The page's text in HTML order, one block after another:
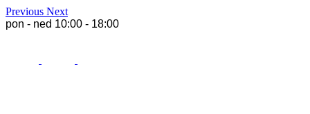
Previous Next
pon - ned 10:00 - 18:00